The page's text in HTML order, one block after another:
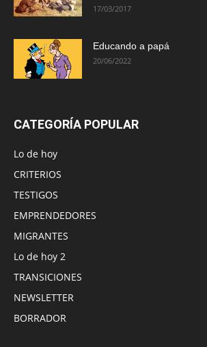
17/03/2017
Educando a papá
20/06/2022
CATEGORÍA POPULAR
Lo de hoy
CRITERIOS
TESTIGOS
EMPRENDEDORES
MIGRANTES
Lo de hoy 2
TRANSICIONES
NEWSLETTER
BORRADOR